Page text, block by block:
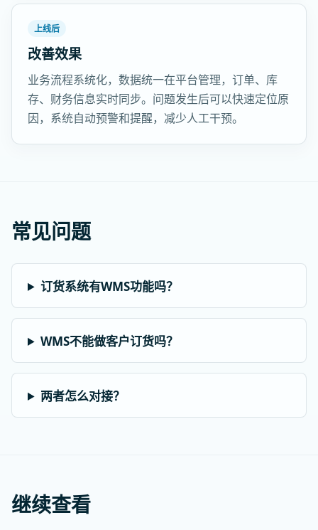
上线后
改善效果
业务流程系统化，数据统一在平台管理，订单、库
存、财务信息实时同步。问题发生后可以快速定位原
因，系统自动预警和提醒，减少人工干预。
常见问题
订货系统有WMS功能吗？
WMS不能做客户订货吗？
两者怎么对接？
继续查看